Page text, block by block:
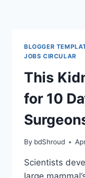
BLOGGER
JOBS CIRCULAR
This
for 10
By bdShroud
Scientists